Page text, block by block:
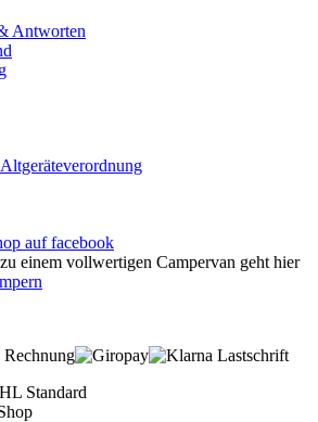
Antworten
auf facebook
einem vollwertigen Campervan geht hier
Rechnung
Lastschrift